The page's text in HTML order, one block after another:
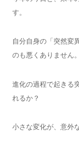
す。
自分自身の「突然変
のも悪くありません。
進化の過程で起きる
れるか？
小さな変化が、意外